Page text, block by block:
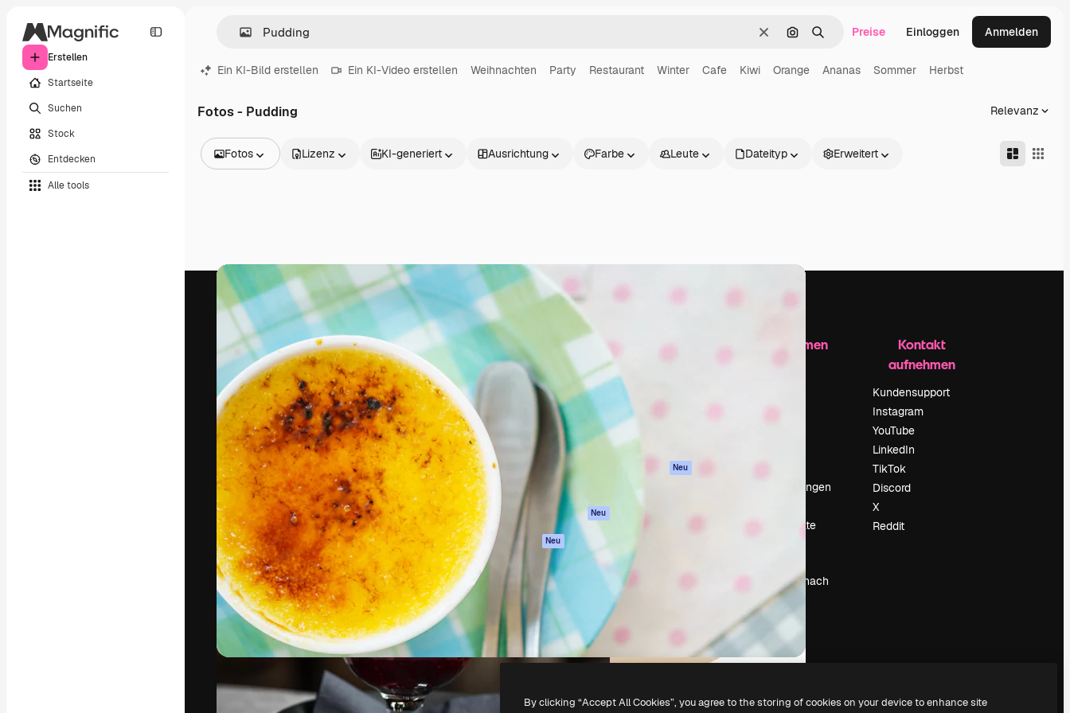
Erstellen
Startseite
Suchen
Stock
Entdecken
Alle tools
LöschenNach Bild suchen
SuchenPreise Einloggen Anmelden
Ein KI-Bild erstellen Ein KI-Video erstellen Weihnachten Party Restaurant Winter Cafe Kiwi Orange Ananas Sommer Herbst
Fotos - Pudding Relevanz
Fotos
Videos
Filmmaterial
Motion Graphics
Videovorlagen
3D-Modelle
Schriftarten
Lizenz KI-generiert Ausrichtung Farbe Leute Dateityp Erweitert
Die kreative Plattform, um deine beste
Arbeit zu verwirklichen. Mehr als 1 Million
Abonnenten unter Kreativen, Unternehmen,
Agenturen und Studios.
Deutsch
Produkte
Spaces
KI-Assistent
KI-Bildgenerator
KI-Videogenerator
Stimmengenerator
Stock-Inhalte
MCP für
Claude/ChatGPT
Neu
Agenten Neu
API
Mobile App
Alle Magnific-Tools
Loslegen
Dokumentation
Support
Neu
Vertrauenszentrum
Unternehmen
Veranstaltungen
Deine Inhalte
Suchst du nach
magnific.ai
Kontakt
aufnehmen
Kundensupport
Instagram
YouTube
LinkedIn
TikTok
Discord
X
Reddit
Copyright © 2010- 2026Freepik Company S.L.U. Alle Rechte vorbehalten
By clicking “Accept All Cookies”, you agree to the storing of cookies on your device to enhance site